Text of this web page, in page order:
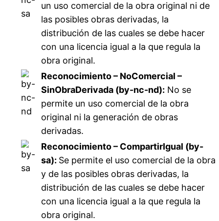
un uso comercial de la obra original ni de
las posibles obras derivadas, la
distribución de las cuales se debe hacer
con una licencia igual a la que regula la
obra original.
Reconocimiento – NoComercial –
SinObraDerivada (by-nc-nd): No se
permite un uso comercial de la obra
original ni la generación de obras
derivadas.
Reconocimiento – CompartirIgual (by-
sa): Se permite el uso comercial de la obra
y de las posibles obras derivadas, la
distribución de las cuales se debe hacer
con una licencia igual a la que regula la
obra original.